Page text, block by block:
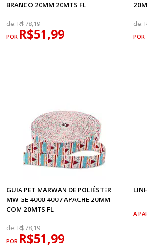
BRANCO 20MM 20MTS FL
de: R$78,19
POR R$51,99
de:
POR
GUIA PET MARWAN DE POLIÉSTER
MW GE 4000 4007 APACHE 20MM
COM 20MTS FL
de: R$78,19
POR R$51,99
A